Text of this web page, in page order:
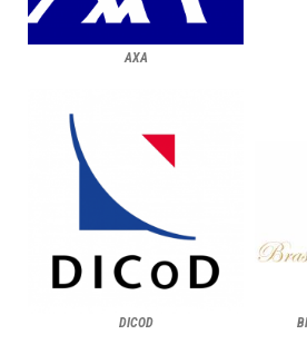
AXA
DICOD